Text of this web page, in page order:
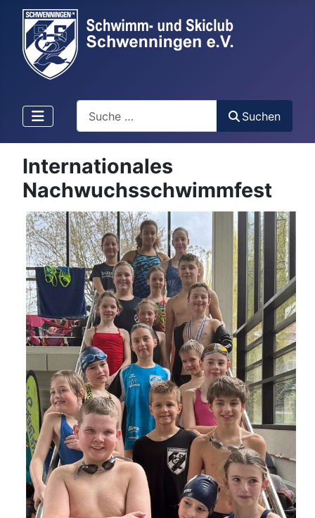
Suchen
Internationales
Nachwuchsschwimmfest